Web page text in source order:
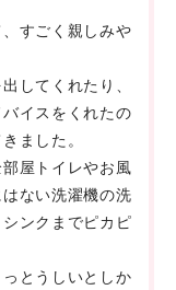
すごく親しみや
してくれたり、
イスをくれたの
ました。
屋トイレやお風
ない洗濯機の洗
ンクまでピカピ
とうしいとしか